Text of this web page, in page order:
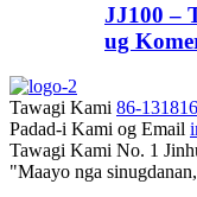
JJ100 –
ug
Tawagi Kami 86-
Padad-i Kami og Email
Tawagi Kami No. 1
"Maayo nga